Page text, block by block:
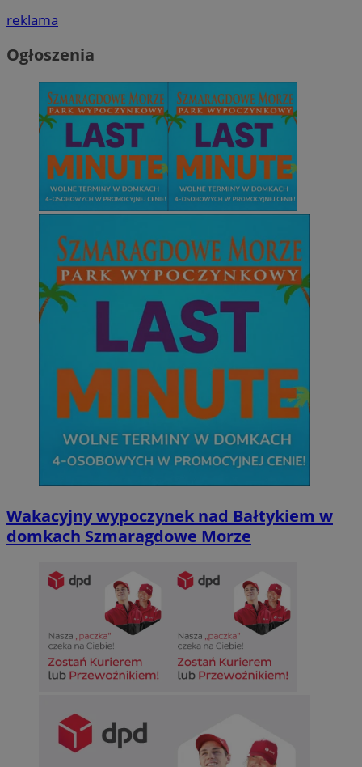
reklama
Ogłoszenia
Wakacyjny wypoczynek nad Bałtykiem w
domkach Szmaragdowe Morze